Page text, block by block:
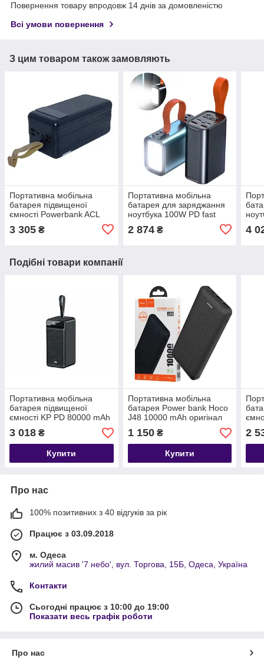
Повернення товару впродовж 14 днів за домовленістю
Всі умови повернення
З цим товаром також замовляють
Портативна мобільна
батарея підвищеної
ємності Powerbank ACL
PW54 80000 mAh оригінал
3 305 ₴
Портативна мобільна
батарея для заряджання
ноутбука 100W PD fast
2 874₴ 4
Подібні товари компанії
Портативна мобільна
батарея підвищеної
ємності KP PD 80000 mAh
3 018 ₴
Купити
Портативна мобільна
батарея Power bank Hoco
J48 10000 mAh оригінал
1 150₴
Купити
2
Про нас
100% позитивних з 40 відгуків за рік
Працює з 03.09.2018
м. Одеса
жилий масив '7 небо', вул. Торгова, 15Б, Одеса, Україна
Контакти
Сьогодні працює з 10:00 до 19:00
Показати весь графік роботи
Про нас